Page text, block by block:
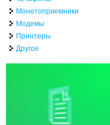
Монетоприемники
Модемы
Принтеры
Другое